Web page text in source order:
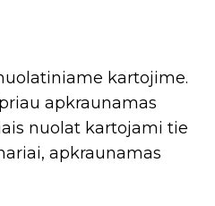
kartojime.
apkraunamas
nuolat kartojami tie
apkraunamas